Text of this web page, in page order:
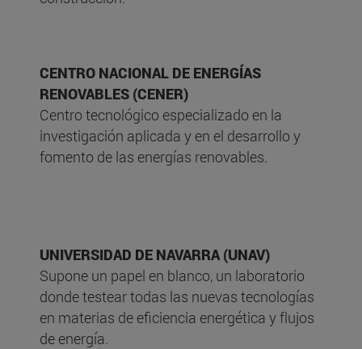
CENTRO NACIONAL DE ENERGÍAS
RENOVABLES (CENER)
Centro tecnológico especializado en la
investigación aplicada y en el desarrollo y
fomento de las energías renovables.
UNIVERSIDAD DE NAVARRA (UNAV)
Supone un papel en blanco, un laboratorio
donde testear todas las nuevas tecnologías
en materias de eficiencia energética y flujos
de energía.